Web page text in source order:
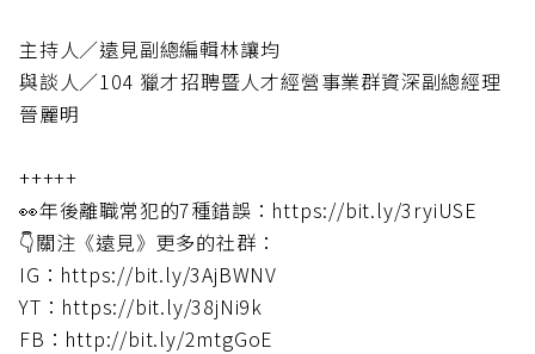
主持人／遠見副總編輯林讓均
與談人／104 獵才招聘暨人才經營事業群資深副總經理
晉麗明
+++++
👀年後離職常犯的7種錯誤：https://bit.ly/3ryiUSE
👇關注《遠見》更多的社群：
IG：https://bit.ly/3AjBWNV
YT：https://bit.ly/38jNi9k
FB：http://bit.ly/2mtgGoE